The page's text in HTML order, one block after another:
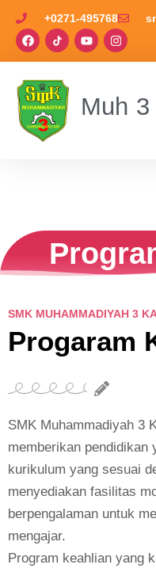
+0271-495768
Muh 3
SMK MUHAMMADIYAH 3
Progaram
SMK Muhammadiyah 3
memberikan pendidikan
kurikulum yang sesuai
menyediakan fasilitas
berpengalaman untuk
mengajar.
Program keahlian yang